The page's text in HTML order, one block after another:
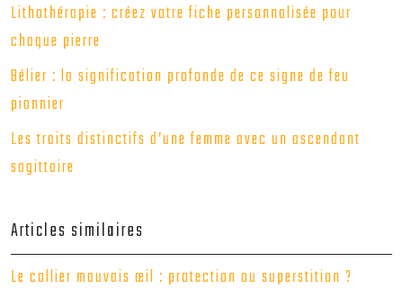
Lithothérapie : créez votre fiche personnalisée pour
chaque pierre
Bélier : la signification profonde de ce signe de feu
pionnier
Les traits distinctifs d’une femme avec un ascendant
sagittaire
Articles similaires
Le collier mauvais œil : protection ou superstition ?